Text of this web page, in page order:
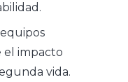
el impacto
vida.